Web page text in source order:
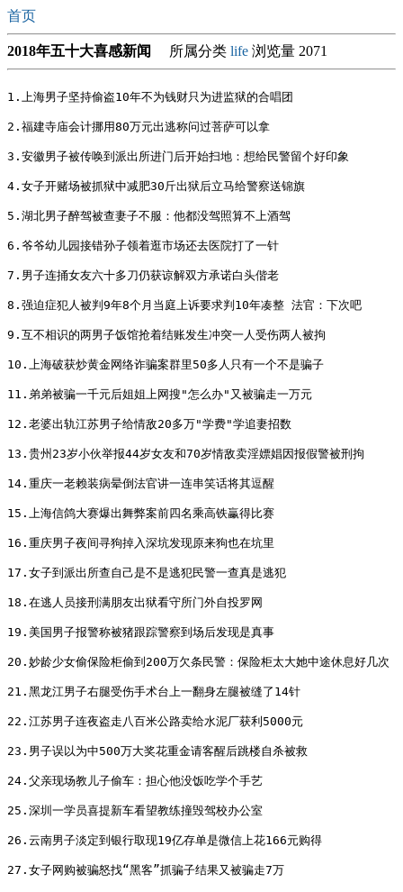
首页
2018年五十大喜感新闻 所属分类 life 浏览量 2071
1.上海男子坚持偷盗10年不为钱财只为进监狱的合唱团
2.福建寺庙会计挪用80万元出逃称问过菩萨可以拿
3.安徽男子被传唤到派出所进门后开始扫地：想给民警留个好印象
4.女子开赌场被抓狱中减肥30斤出狱后立马给警察送锦旗
5.湖北男子醉驾被查妻子不服：他都没驾照算不上酒驾
6.爷爷幼儿园接错孙子领着逛市场还去医院打了一针
7.男子连捅女友六十多刀仍获谅解双方承诺白头偕老
8.强迫症犯人被判9年8个月当庭上诉要求判10年凑整 法官：下次吧
9.互不相识的两男子饭馆抢着结账发生冲突一人受伤两人被拘
10.上海破获炒黄金网络诈骗案群里50多人只有一个不是骗子
11.弟弟被骗一千元后姐姐上网搜"怎么办"又被骗走一万元
12.老婆出轨江苏男子给情敌20多万"学费"学追妻招数
13.贵州23岁小伙举报44岁女友和70岁情敌卖淫嫖娼因报假警被刑拘
14.重庆一老赖装病晕倒法官讲一连串笑话将其逗醒
15.上海信鸽大赛爆出舞弊案前四名乘高铁臝得比赛
16.重庆男子夜间寻狗掉入深坑发现原来狗也在坑里
17.女子到派出所查自己是不是逃犯民警一查真是逃犯
18.在逃人员接刑满朋友出狱看守所门外自投罗网
19.美国男子报警称被猪跟踪警察到场后发现是真事
20.妙龄少女偷保险柜偷到200万欠条民警：保险柜太大她中途休息好几次
21.黑龙江男子右腿受伤手术台上一翻身左腿被缝了14针
22.江苏男子连夜盗走八百米公路卖给水泥厂获利5000元
23.男子误以为中500万大奖花重金请客醒后跳楼自杀被救
24.父亲现场教儿子偷车：担心他没饭吃学个手艺
25.深圳一学员喜提新车看望教练撞毁驾校办公室
26.云南男子淡定到银行取现19亿存单是微信上花166元购得
27.女子网购被骗怒找“黑客”抓骗子结果又被骗走7万